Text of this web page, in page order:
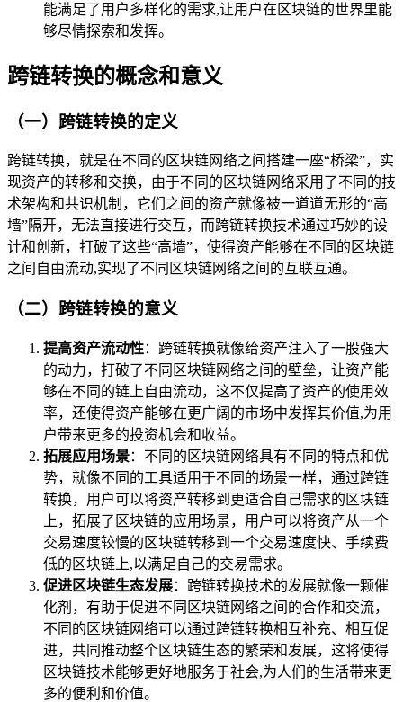
能满足了用户多样化的需求,让用户在区块链的世界里能
够尽情探索和发挥。
跨链转换的概念和意义
（一）跨链转换的定义
跨链转换，就是在不同的区块链网络之间搭建一座“桥梁”，实
现资产的转移和交换，由于不同的区块链网络采用了不同的技
术架构和共识机制，它们之间的资产就像被一道道无形的“高
墙”隔开，无法直接进行交互，而跨链转换技术通过巧妙的设
计和创新，打破了这些“高墙”，使得资产能够在不同的区块链
之间自由流动,实现了不同区块链网络之间的互联互通。
（二）跨链转换的意义
提高资产流动性：跨链转换就像给资产注入了一股强大
的动力，打破了不同区块链网络之间的壁垒，让资产能
够在不同的链上自由流动，这不仅提高了资产的使用效
率，还使得资产能够在更广阔的市场中发挥其价值,为用
户带来更多的投资机会和收益。
拓展应用场景：不同的区块链网络具有不同的特点和优
势，就像不同的工具适用于不同的场景一样，通过跨链
转换，用户可以将资产转移到更适合自己需求的区块链
上，拓展了区块链的应用场景，用户可以将资产从一个
交易速度较慢的区块链转移到一个交易速度快、手续费
低的区块链上,以满足自己的交易需求。
促进区块链生态发展：跨链转换技术的发展就像一颗催
化剂，有助于促进不同区块链网络之间的合作和交流，
不同的区块链网络可以通过跨链转换相互补充、相互促
进，共同推动整个区块链生态的繁荣和发展，这将使得
区块链技术能够更好地服务于社会,为人们的生活带来更
多的便利和价值。